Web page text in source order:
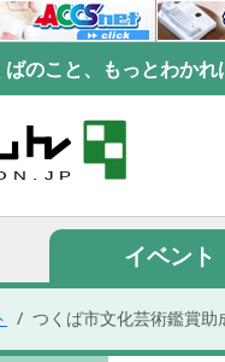
ばのこと、もっとわか
イベント
つくば市文化芸術鑑賞助